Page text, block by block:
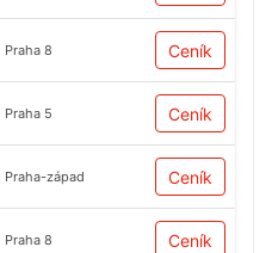
Praha 8 Ceník
Praha 5 Ceník
Praha-západ Ceník
Praha 8 Ceník